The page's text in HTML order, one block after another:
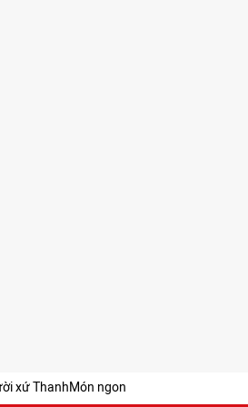
xứ ThanhMón ngon